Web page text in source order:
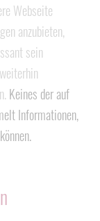
Webseite
anzubieten,
sein
Keines der auf
Informationen,